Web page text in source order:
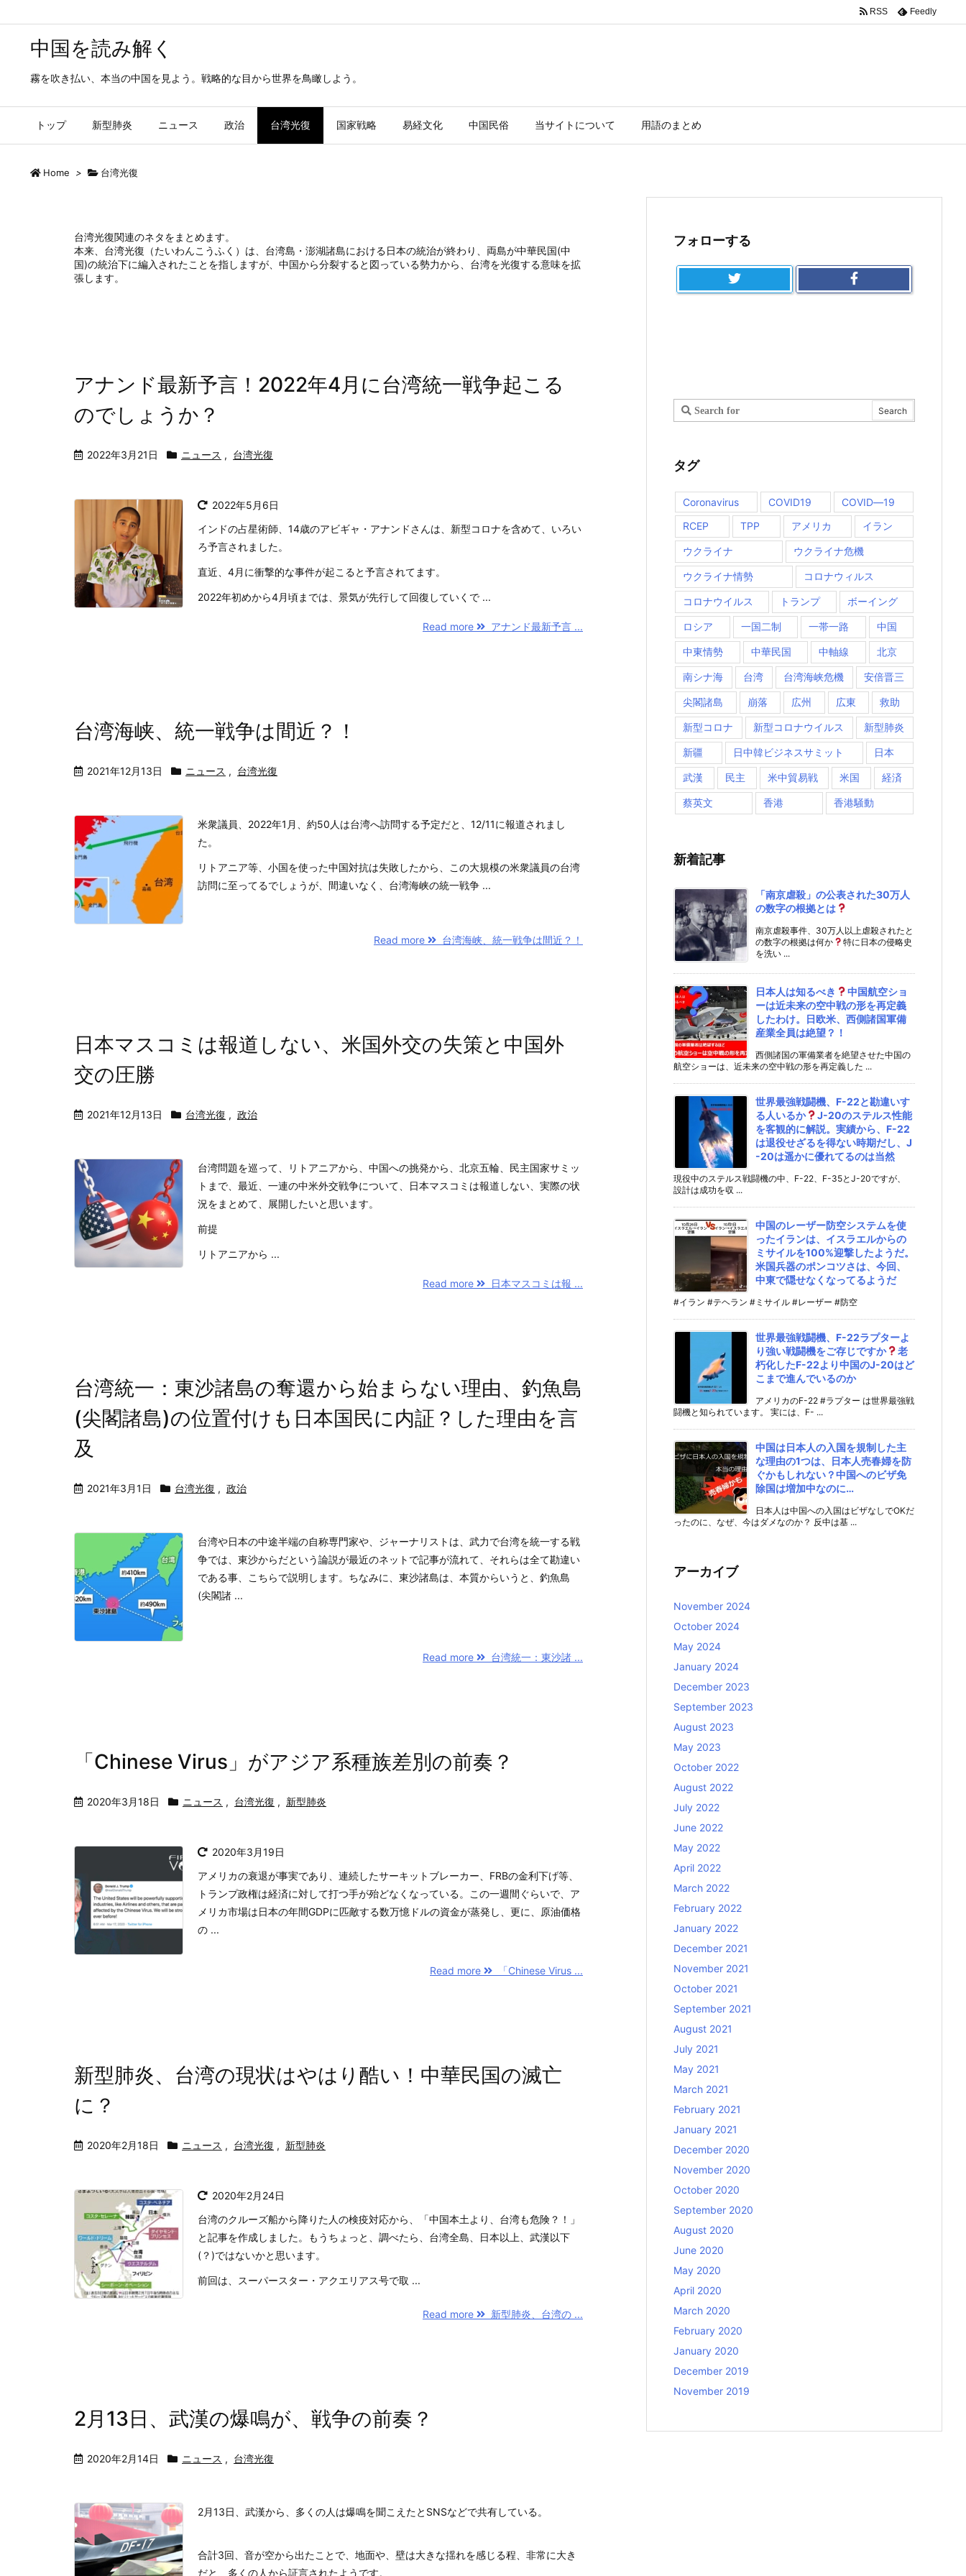
中国を読み解く
霧を吹き払い、本当の中国を見よう。戦略的な目から世界を鳥瞰しよう。
トップ 新型肺炎 ニュース 政治 台湾光復 国家戦略 易経文化 中国民俗 当サイトについて 用語のまとめ
RSS Feedly
Home > 台湾光復
台湾光復関連のネタをまとめます。
本来、台湾光復（たいわんこうふく）は、台湾島・澎湖諸島における日本の統治が終わり、両島が中華民国(中
国)の統治下に編入されたことを指しますが、中国から分裂すると図っている勢力から、台湾を光復する意味を拡
張します。
アナンド最新予言！2022年4月に台湾統一戦争起こる
のでしょうか？
2022年3月21日 ニュース , 台湾光復
2022年5月6日
インドの占星術師、14歳のアビギャ・アナンドさんは、新型コロナを含めて、いろい
ろ予言されました。
直近、4月に衝撃的な事件が起こると予言されてます。
2022年初めから4月頃までは、景気が先行して回復していくで ...
Read more アナンド最新予言 ...
台湾海峡、統一戦争は間近？！
2021年12月13日 ニュース , 台湾光復
米衆議員、2022年1月、約50人は台湾へ訪問する予定だと、12/11に報道されまし
た。
リトアニア等、小国を使った中国対抗は失敗したから、この大規模の米衆議員の台湾
訪問に至ってるでしょうが、間違いなく、台湾海峡の統一戦争 ...
Read more 台湾海峡、統一戦争は間近？！
日本マスコミは報道しない、米国外交の失策と中国外
交の圧勝
2021年12月13日 台湾光復 , 政治
台湾問題を巡って、リトアニアから、中国への挑発から、北京五輪、民主国家サミッ
トまで、最近、一連の中米外交戦争について、日本マスコミは報道しない、実際の状
況をまとめて、展開したいと思います。
前提
リトアニアから ...
Read more 日本マスコミは報 ...
台湾統一：東沙諸島の奪還から始まらない理由、釣魚島
(尖閣諸島)の位置付けも日本国民に内証？した理由を言
及
2021年3月1日 台湾光復 , 政治
台湾や日本の中途半端の自称専門家や、ジャーナリストは、武力で台湾を統一する戦
争では、東沙からだという論説が最近のネットで記事が流れて、それらは全て勘違い
である事、こちらで説明します。ちなみに、東沙諸島は、本質からいうと、釣魚島
(尖閣諸 ...
Read more 台湾統一：東沙諸 ...
「Chinese Virus」がアジア系種族差別の前奏？
2020年3月18日 ニュース , 台湾光復 , 新型肺炎
2020年3月19日
アメリカの衰退が事実であり、連続したサーキットブレーカー、FRBの金利下げ等、
トランプ政権は経済に対して打つ手が殆どなくなっている。この一週間ぐらいで、ア
メリカ市場は日本の年間GDPに匹敵する数万憶ドルの資金が蒸発し、更に、原油価格
の ...
Read more 「Chinese Virus ...
新型肺炎、台湾の現状はやはり酷い！中華民国の滅亡
に？
2020年2月18日 ニュース , 台湾光復 , 新型肺炎
2020年2月24日
台湾のクルーズ船から降りた人の検疫対応から、「中国本土より、台湾も危険？！」
と記事を作成しました。もうちょっと、調べたら、台湾全島、日本以上、武漢以下
(？)ではないかと思います。
前回は、スーパースター・アクエリアス号で取 ...
Read more 新型肺炎、台湾の ...
2月13日、武漢の爆鳴が、戦争の前奏？
2020年2月14日 ニュース , 台湾光復
2月13日、武漢から、多くの人は爆鳴を聞こえたとSNSなどで共有している。
合計3回、音が空から出たことで、地面や、壁は大きな揺れを感じる程、非常に大き
だと、多くの人から証言されたようです。
フォローする
タグ
Coronavirus COVID19
COVID―19
RCEP
TPP アメリカ イラン
ウクライナ ウクライナ危機
ウクライナ情勢 コロナウィルス
コロナウイルス トランプ ボーイング
ロシア 一国二制 一帯一路 中国
中東情勢 中華民国 中軸線 北京
南シナ海 台湾 台湾海峡危機 安倍晋三
尖閣諸島 崩落 広州 広東 救助
新型コロナ 新型コロナウイルス 新型肺炎
新疆 日中韓ビジネスサミット 日本
武漢 民主 米中貿易戦 米国 経済
蔡英文 香港 香港騒動
新着記事
「南京虐殺」の公表された30万人
の数字の根拠とは
南京虐殺事件、30万人以上虐殺されたと
の数字の根拠は何か
特に日本の侵略史
を洗い ...
日本人は知るべき
中国航空ショ
ーは近未来の空中戦の形を再定義
したわけ。日欧米、西側諸国軍備
産業全員は絶望？！
西側諸国の軍備業者を絶望させた中国の
航空ショーは、近未来の空中戦の形を再定義した ...
世界最強戦闘機、F-22と勘違いす
る人いるか
J-20のステルス性能
を客観的に解説。実績から、F-22
は退役せざるを得ない時期だし、J
-20は遥かに優れてるのは当然
現役中のステルス戦闘機の中、F-22、F-35とJ-20ですが、
設計は成功を収 ...
中国のレーザー防空システムを使
ったイランは、イスラエルからの
ミサイルを100%迎撃したようだ。
米国兵器のポンコツさは、今回、
中東で隠せなくなってるようだ
#イラン #テヘラン #ミサイル #レーザー #防空
世界最強戦闘機、F-22ラプターよ
り強い戦闘機をご存じですか
老
朽化したF-22より中国のJ-20はど
こまで進んでいるのか
アメリカのF-22 #ラプター は世界最強戦
闘機と知られています。 実には、F- ...
中国は日本人の入国を規制した主
な理由の1つは、日本人売春婦を防
ぐかもしれない？中国へのビザ免
除国は増加中なのに…
日本人は中国への入国はビザなしでOKだ
ったのに、なぜ、今はダメなのか？ 反中は基 ...
アーカイブ
November 2024
October 2024
May 2024
January 2024
December 2023
September 2023
August 2023
May 2023
October 2022
August 2022
July 2022
June 2022
May 2022
April 2022
March 2022
February 2022
January 2022
December 2021
November 2021
October 2021
September 2021
August 2021
July 2021
May 2021
March 2021
February 2021
January 2021
December 2020
November 2020
October 2020
September 2020
August 2020
June 2020
May 2020
April 2020
March 2020
February 2020
January 2020
December 2019
November 2019